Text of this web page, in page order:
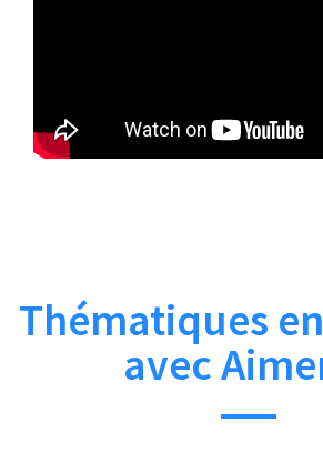
CH Music Channel
【HD】春はゆく/
marie - Aimer -
Thématiques
avec